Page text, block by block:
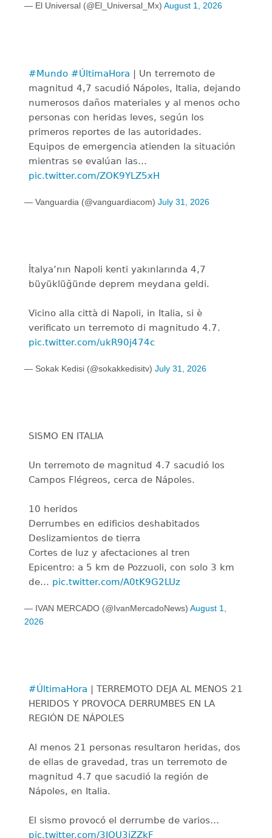
— El Universal (@El_Universal_Mx) August 1, 2026
#Mundo #ÚltimaHora | Un terremoto de
magnitud 4,7 sacudió Nápoles, Italia, dejando
numerosos daños materiales y al menos ocho
personas con heridas leves, según los
primeros reportes de las autoridades.
Equipos de emergencia atienden la situación
mientras se evalúan las…
pic.twitter.com/ZOK9YLZ5xH
— Vanguardia (@vanguardiacom) July 31, 2026
İtalya’nın Napoli kenti yakınlarında 4,7
büyüklüğünde deprem meydana geldi.
Vicino alla città di Napoli, in Italia, si è
verificato un terremoto di magnitudo 4.7.
pic.twitter.com/ukR90j474c
— Sokak Kedisi (@sokakkedisitv) July 31, 2026
SISMO EN ITALIA
Un terremoto de magnitud 4.7 sacudió los
Campos Flégreos, cerca de Nápoles.
10 heridos
Derrumbes en edificios deshabitados
Deslizamientos de tierra
Cortes de luz y afectaciones al tren
Epicentro: a 5 km de Pozzuoli, con solo 3 km
de… pic.twitter.com/A0tK9G2LUz
— IVAN MERCADO (@IvanMercadoNews) August 1,
2026
#ÚltimaHora | TERREMOTO DEJA AL MENOS 21
HERIDOS Y PROVOCA DERRUMBES EN LA
REGIÓN DE NÁPOLES
Al menos 21 personas resultaron heridas, dos
de ellas de gravedad, tras un terremoto de
magnitud 4.7 que sacudió la región de
Nápoles, en Italia.
El sismo provocó el derrumbe de varios…
pic.twitter.com/3IQU3iZZkF